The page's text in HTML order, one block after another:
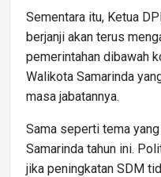
Sementara itu, Ketua
berjanji akan terus
pemerintahan dibawah
Walikota Samarinda
masa jabatannya.
Sama seperti tema
Samarinda tahun ini.
jika peningkatan SDM